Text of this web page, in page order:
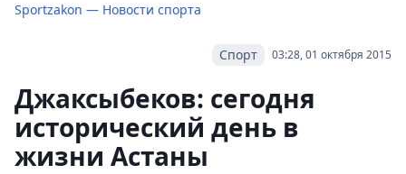
Sportzakon — Новости спорта
03:28, 01 октября 2015
Спорт
Джаксыбеков: сегодня
исторический день в
жизни Астаны